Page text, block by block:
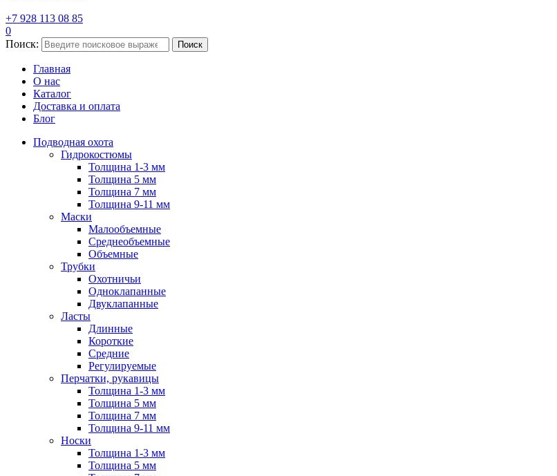
+7 928 113 08 85
0
Поиск:
Поиск
Главная
О нас
Каталог
Доставка и оплата
Блог
Подводная охота
Гидрокостюмы
Толщина 1-3 мм
Толщина 5 мм
Толщина 7 мм
Толщина 9-11 мм
Маски
Малообъемные
Среднеобъемные
Объемные
Трубки
Охотничьи
Одноклапанные
Двуклапанные
Ласты
Длинные
Короткие
Средние
Регулируемые
Перчатки, рукавицы
Толщина 1-3 мм
Толщина 5 мм
Толщина 7 мм
Толщина 9-11 мм
Носки
Толщина 1-3 мм
Толщина 5 мм